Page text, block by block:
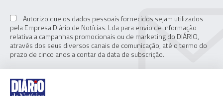
Autorizo que os dados pessoais fornecidos sejam utilizados
pela Empresa Diário de Notícias. Lda para envio de informação
relativa a campanhas promocionais ou de marketing do DIÁRIO,
através dos seus diversos canais de comunicação, até o termo do
prazo de cinco anos a contar da data de subscrição.